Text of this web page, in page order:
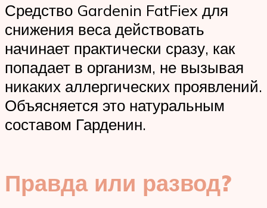
Средство Gardenin FatFiex для
снижения веса действовать
начинает практически сразу, как
попадает в организм, не вызывая
никаких аллергических проявлений.
Объясняется это натуральным
составом Гарденин.
Правда или развод?